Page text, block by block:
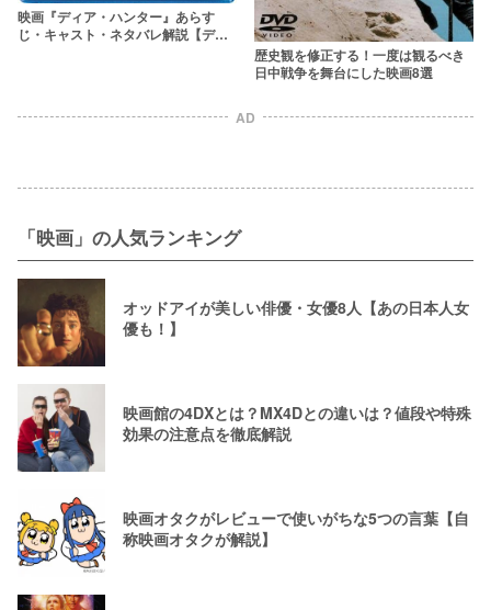
映画『ディア・ハンター』あらす
じ・キャスト・ネタバレ解説【デニ
歴史観を修正する！一度は観るべき
日中戦争を舞台にした映画8選
AD
「映画」の人気ランキング
オッドアイが美しい俳優・女優8人【あの日本人女
優も！】
映画館の4DXとは？MX4Dとの違いは？値段や特殊
効果の注意点を徹底解説
映画オタクがレビューで使いがちな5つの言葉【自
称映画オタクが解説】